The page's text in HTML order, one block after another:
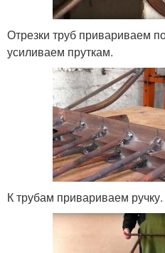
Отрезки труб привариваем
усиливаем пруткам.
К трубам привариваем ручку.